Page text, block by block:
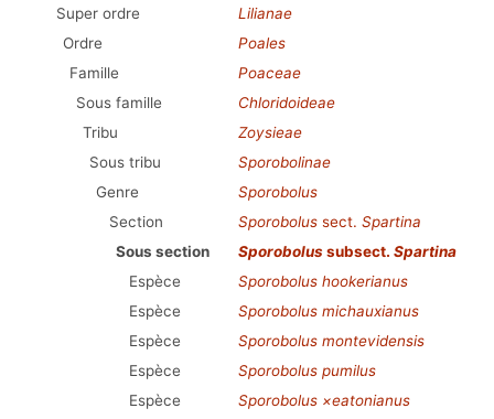
Super ordre
Lilianae
Ordre
Poales
Famille
Poaceae
Sous famille
Chloridoideae
Tribu
Zoysieae
Sous tribu
Sporobolinae
Genre
Sporobolus
Section
Sporobolus sect. Spartina
Sous section
Sporobolus subsect. Spartina
Espèce
Sporobolus hookerianus
Espèce
Sporobolus michauxianus
Espèce
Sporobolus montevidensis
Espèce
Sporobolus pumilus
Espèce
Sporobolus ×eatonianus